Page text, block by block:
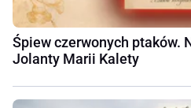
Śpiew czerwonych ptaków.
Jolanty Marii Kalety